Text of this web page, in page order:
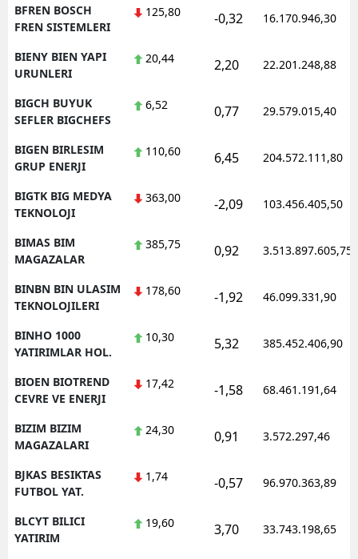
BFREN BOSCH
FREN SISTEMLERI
125,80 -0,32 16.170.946,30
BIENY BIEN YAPI
URUNLERI
20,44 2,20 22.201.248,88
BIGCH BUYUK
SEFLER BIGCHEFS
6,52 0,77 29.579.015,40
BIGEN BIRLESIM
GRUP ENERJI
110,60 6,45 204.572.111,80
BIGTK BIG MEDYA
TEKNOLOJI
363,00 -2,09 103.456.405,50
BIMAS BIM
MAGAZALAR
385,75 0,92 3.513.897.605,75
BINBN BIN ULASIM
TEKNOLOJILERI
178,60 -1,92 46.099.331,90
BINHO 1000
YATIRIMLAR HOL.
10,30 5,32 385.452.406,90
BIOEN BIOTREND
CEVRE VE ENERJI
17,42 -1,58 68.461.191,64
BIZIM BIZIM
MAGAZALARI
24,30 0,91 3.572.297,46
BJKAS BESIKTAS
FUTBOL YAT.
1,74 -0,57 96.970.363,89
BLCYT BILICI
YATIRIM
19,60 3,70 33.743.198,65